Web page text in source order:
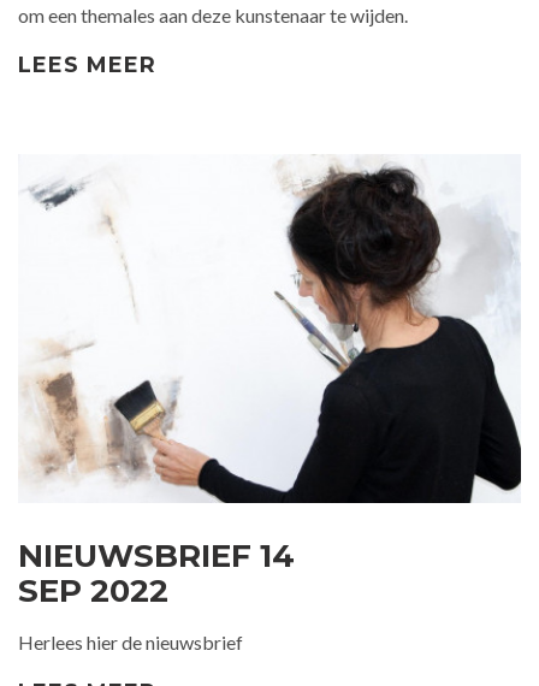
om een themales aan deze kunstenaar te wijden.
LEES MEER
NIEUWSBRIEF 14
SEP 2022
Herlees hier de nieuwsbrief